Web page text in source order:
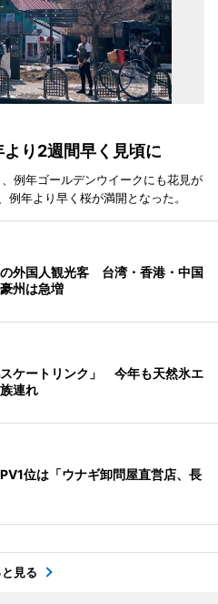
り2週間早く見頃に
例年ゴールデンウイークにも花見が
年より早く桜が満開となった。
外国人観光客 台湾・香港・中国
州は急増
ケートリンク」 今年も天然氷エ
連れ
位は「ウナギ卸問屋直営店、長
見る